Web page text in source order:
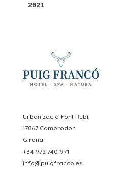
2021
Urbanizació Font Rubí,
17867 Camprodon
Girona
+34 972 740 971
info@puigfranco.es